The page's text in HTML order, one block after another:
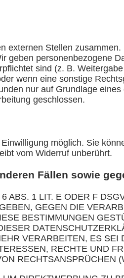
externen Stellen
geben personenbezogene
sind (z. B.
wenn eine sonstige
nur auf Grundlage
geschlossen.
möglich. Sie
vom Widerruf unberührt.
Fällen sowie
ABS. 1 LIT. E ODER F
GEGEN DIE
BESTIMMUNGEN
VERARBEITEN, ES
RECHTE UND
RECHTSANSPRÜCHEN